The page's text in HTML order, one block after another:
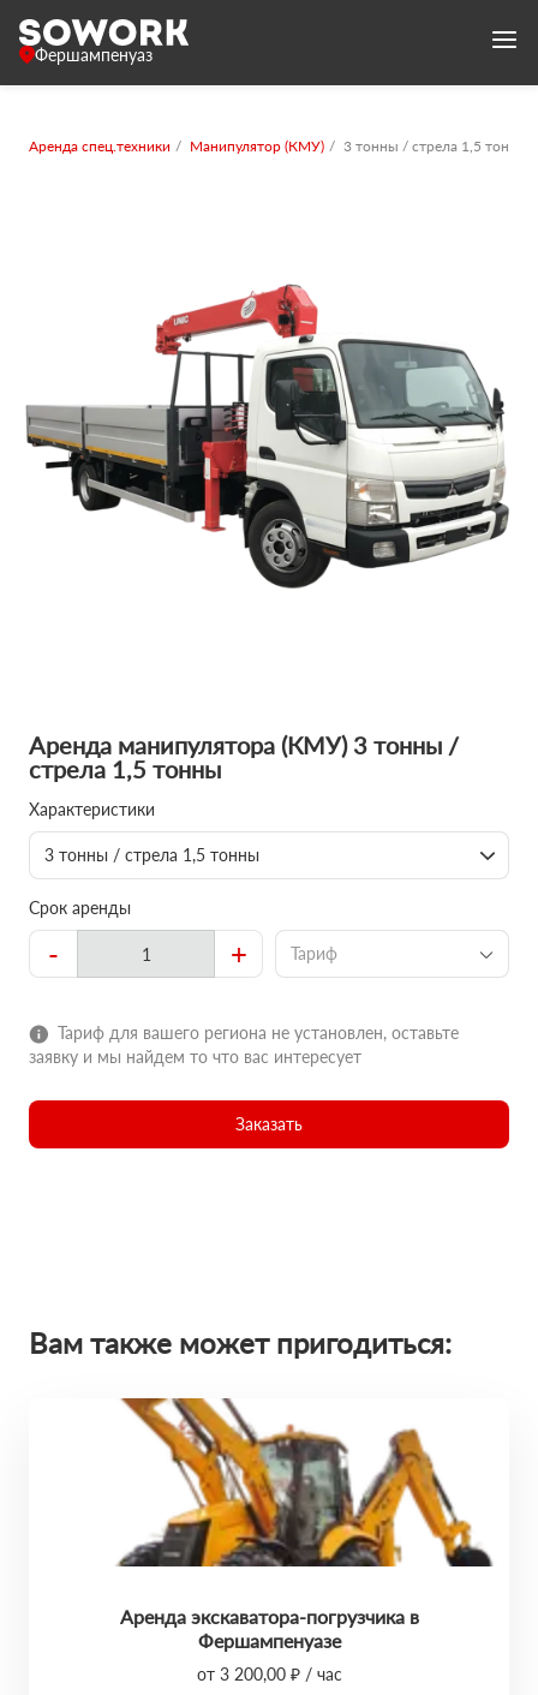
Фершампенуаз
Аренда спец.техники Манипулятор (КМУ) 3 тонны / стрела 1,5 тонны
Аренда манипулятора (КМУ) 3 тонны /
стрела 1,5 тонны
Характеристики
3 тонны / стрела 1,5 тонны
Срок аренды
- + Тариф
Тариф для вашего региона не установлен, оставьте
заявку и мы найдем то что вас интересует
Заказать
Вам также может пригодиться:
Аренда экскаватора-погрузчика в
Фершампенуазе
от 3 200,00 ₽ / час